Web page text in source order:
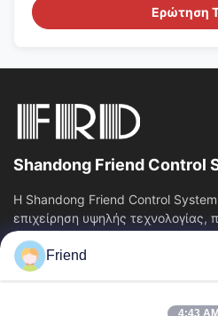
Ερώτηση
Shandong Friend Control
Η Shandong Friend Control System
επιχείρηση υψηλής τεχνολογίας,
υπηρεσίες Ε&Α οργάνων,
Γρήγορες Συνδέσεις
Friend
4:43 AM